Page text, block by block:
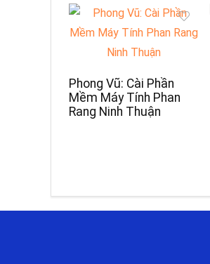
Phong Vũ: Cài Phần
Mềm Máy Tính Phan
Rang Ninh Thuận